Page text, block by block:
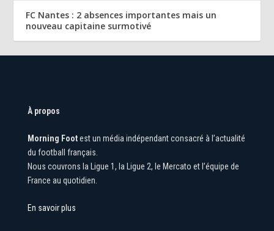
FC Nantes : 2 absences importantes mais un
nouveau capitaine surmotivé
À propos
Morning Footest un média indépendant consacré à l’actualité
du football français.
Nous couvrons la Ligue 1, la Ligue 2, le Mercato et l’équipe de
France au quotidien.
En savoir plus